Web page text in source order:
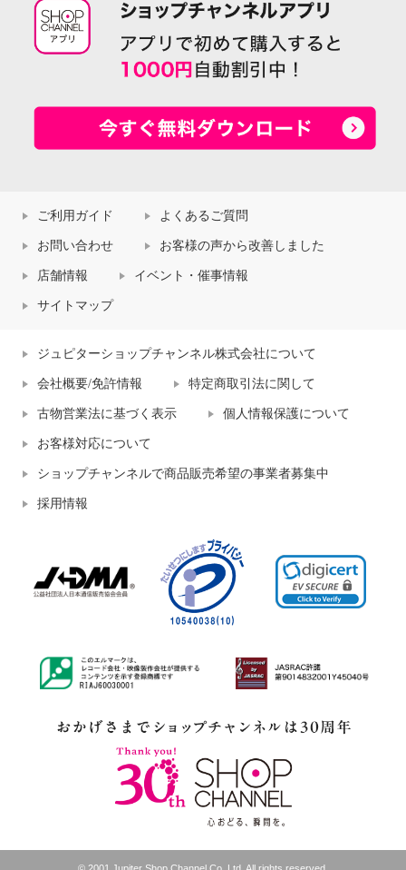
ご利用ガイド よくあるご質問
お問い合わせ お客様の声から改善しました
店舗情報 イベント・催事情報
サイトマップ
ジュピターショップチャンネル株式会社について
会社概要/免許情報 特定商取引法に関して
古物営業法に基づく表示 個人情報保護について
お客様対応について
ショップチャンネルで商品販売希望の事業者募集中
採用情報